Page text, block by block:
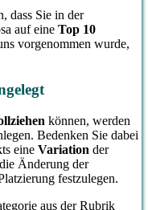
dass Sie in der
auf eine Top 10
vorgenommen wurde,
können, werden
Bedenken Sie dabei
eine Variation der
Änderung der
festzulegen.
aus der Rubrik